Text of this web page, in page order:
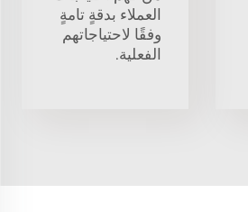
العملاء بدقةٍ تامةٍ
وفقًا لاحتياجاتهم
الفعلية.